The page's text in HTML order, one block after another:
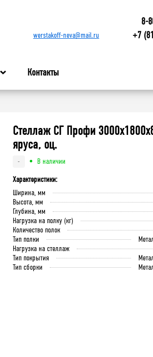
werstakoff-neva@mail.ru
8-
+7
Контакты
Стеллаж СГ Профи
яруса, оц.
-
В наличии
Характеристики:
Ширина, мм
Высота, мм
Глубина, мм
Нагрузка на полку (кг)
Количество полок
Тип полки
Нагрузка на стеллаж
Тип покрытия
Тип сборки